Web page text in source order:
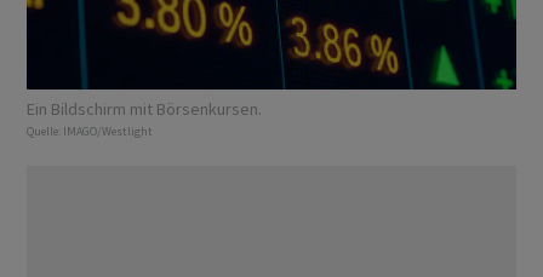
Ein Bildschirm mit Börsenkursen.
Quelle: IMAGO/Westlight